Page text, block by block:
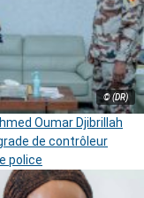
© (DR)
Oumar Djibrillah
de contrôleur
police